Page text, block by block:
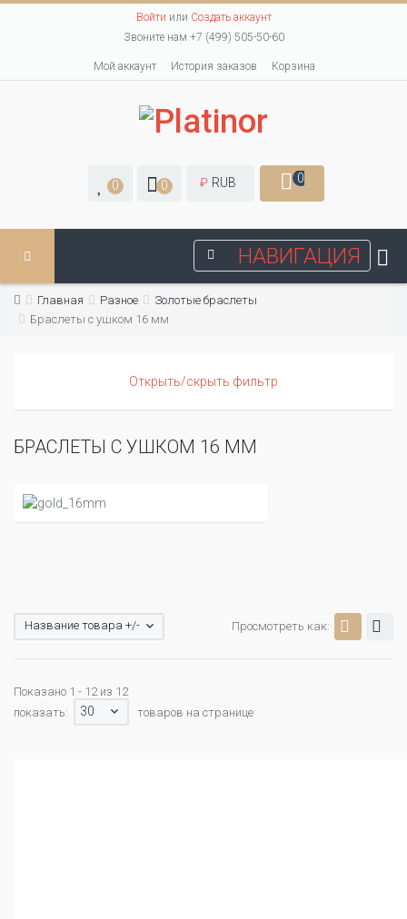
Войти или Создать аккаунт
Звоните нам +7 (499) 505-50-60
Мой аккаунт История заказов Корзина
0 0 ₽ RUB 0
НАВИГАЦИЯ
Главная Разное
Золотые браслеты
Браслеты с ушком 16 мм
Открыть/скрыть фильтр
БРАСЛЕТЫ С УШКОМ 16 ММ
Просмотреть как:
Название товара +/-
Показано 1 - 12 из 12
показать:
30 товаров на странице